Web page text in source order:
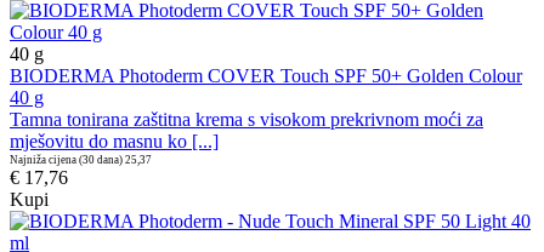
40 g
BIODERMA Photoderm COVER Touch SPF 50+ Golden Colour
40 g
Tamna tonirana zaštitna krema s visokom prekrivnom moći za
mješovitu do masnu ko [...]
Najniža cijena (30 dana) 25,37
€ 17,76
Kupi